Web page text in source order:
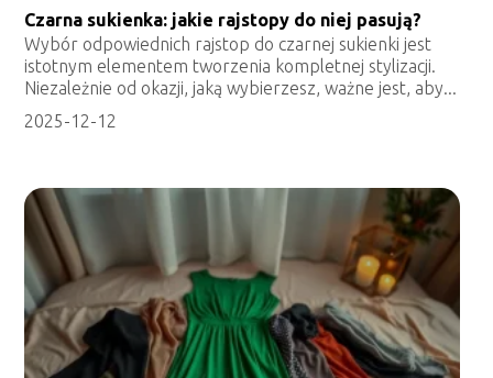
Czarna sukienka: jakie rajstopy do niej pasują?
Wybór odpowiednich rajstop do czarnej sukienki jest
istotnym elementem tworzenia kompletnej stylizacji.
Niezależnie od okazji, jaką wybierzesz, ważne jest, aby...
2025-12-12